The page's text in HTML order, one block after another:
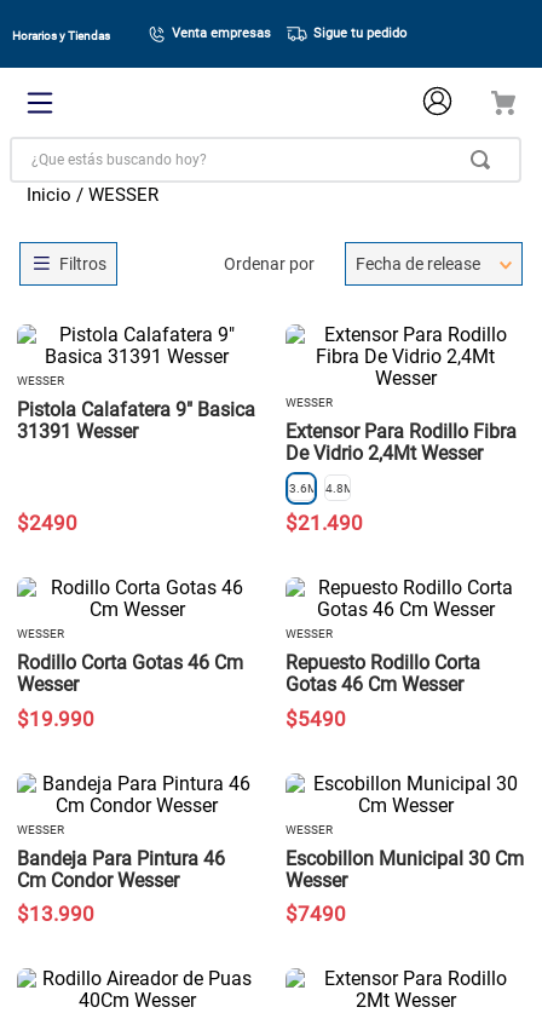
Horarios y Tiendas Venta empresas Sigue tu pedido
¿Que estás buscando hoy?
WESSER
Ordenar por Fecha de release
WESSER
Pistola Calafatera 9" Basica
31391 Wesser
$2490
WESSER
Extensor Para Rodillo Fibra
De Vidrio 2,4Mt Wesser
3.6MT 4.8MT
$21 .490
WESSER
Rodillo Corta Gotas 46 Cm
Wesser
$19.990
WESSER
Repuesto Rodillo Corta
Gotas 46 Cm Wesser
$5490
WESSER
Bandeja Para Pintura 46
Cm Condor Wesser
$13.990
WESSER
Escobillon Municipal 30 Cm
Wesser
$7490